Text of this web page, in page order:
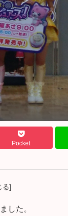
Pocket
した。